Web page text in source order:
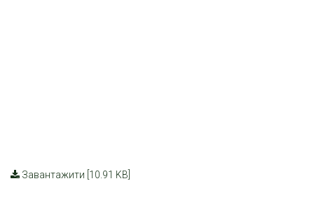
Завантажити [10.91 KB]